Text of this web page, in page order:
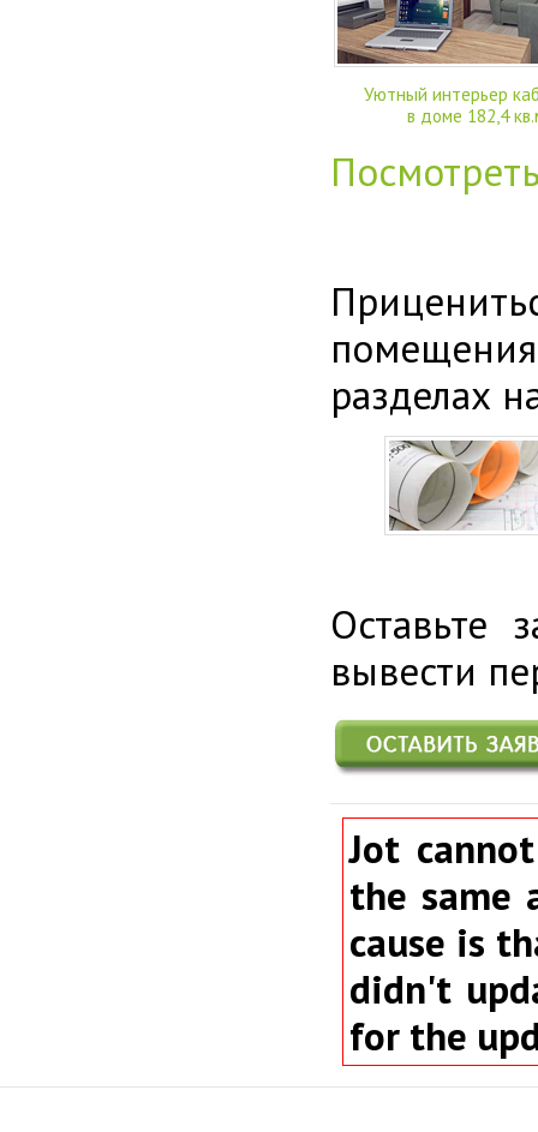
Уютный интерьер
в доме 182,4
разделах
Оставьте
вывести
Jot
the same
cause is
didn't
for the